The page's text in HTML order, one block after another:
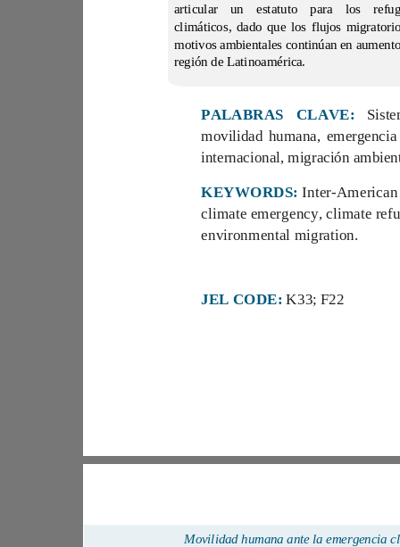
PALABRAS CLAVE:
KEYWORDS: Inter-
environmental migration.
JEL CODE: K 33; F22
región de Latinoamérica.
M